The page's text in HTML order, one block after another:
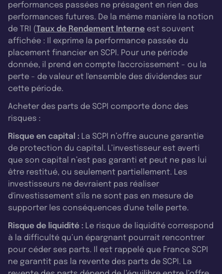
performances passées ne présagent en rien des
performances futures. De la même manière la notion
de TRI (Taux de Rendement Interne est souvent
affichée : Il exprime la performance passée du
placement financier en SCPI. Pour une période
donnée, il prend en compte l'accroissement - ou la
perte - de valeur et l'ensemble des dividendes sur
cette période.
Acheter des parts de SCPI comporte donc des
risques :
Risque en capital : La SCPI n’offre aucune garantie
de protection du capital. L’investisseur est averti
que son capital n’est pas garanti et peut ne pas lui
être restitué, ou seulement partiellement. Les
investisseurs ne devraient pas réaliser
d'investissement s'ils ne sont pas en mesure de
supporter les conséquences d'une telle perte.
Risque de liquidité : Le risque de liquidité correspond
à la difficulté qu’un épargnant pourrait rencontrer
pour céder ses parts. Il est rappelé que France SCPI
ne garantit pas la revente des parts de SCPI. La